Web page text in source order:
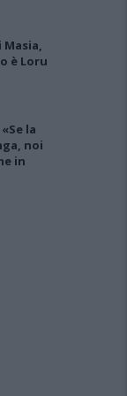
è Loru
la
noi
in